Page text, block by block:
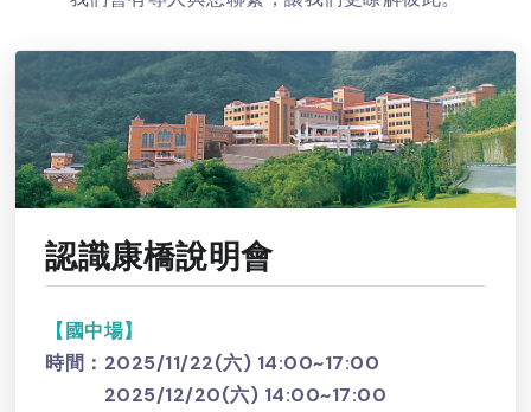
認識康橋說明會
【國中場】
時間：2025/11/22(六) 14:00~17:00
2025/12/20(六) 14:00~17:00